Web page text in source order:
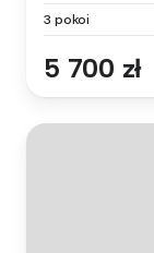
3 pokoi
5 700 zł